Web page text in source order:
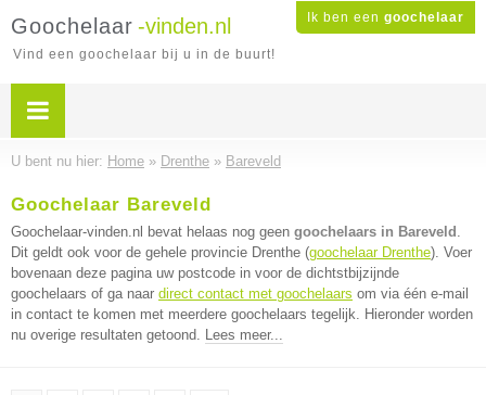
Ik ben een goochelaar
Goochelaar -vinden.nl
Vind een goochelaar bij u in de buurt!
U bent nu hier: Home » Drenthe » Bareveld
Goochelaar Bareveld
Goochelaar-vinden.nl bevat helaas nog geen goochelaars in Bareveld .
Dit geldt ook voor de gehele provincie Drenthe (goochelaar Drenthe). Voer
bovenaan deze pagina uw postcode in voor de dichtstbijzijnde
goochelaars of ga naar direct contact met goochelaars om via één e-mail
in contact te komen met meerdere goochelaars tegelijk. Hieronder worden
nu overige resultaten getoond. Lees meer...